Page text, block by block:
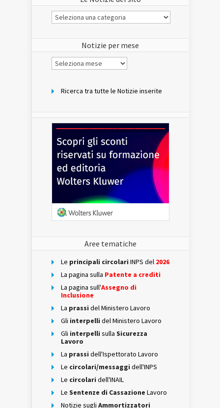
Le
Notizie
Notizie per mese
Notizie
per
Ricerca tra tutte le Notizie inserite
Aree tematiche
Le principali circolari INPS del 2026
La pagina sulla Patente a crediti
La pagina sull'Assegno di
Inclusione
La prassi del Ministero Lavoro
Gli interpelli del Ministero Lavoro
Gli interpelli sulla Sicurezza
Lavoro
La prassi dell'Ispettorato Lavoro
Le circolari/messaggi dell'INPS
Le circolari dell'INAIL
Le Sentenze di Cassazione Lavoro
Notizie sugli Ammortizzatori